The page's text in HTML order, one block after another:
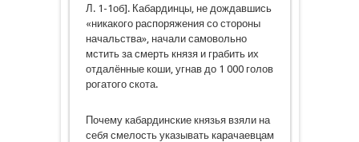
Л. 1-1об]. Кабардинцы, не дождавшись
«никакого распоряжения со стороны
начальства», начали самовольно
мстить за смерть князя и грабить их
отдалённые коши, угнав до 1 000 голов
рогатого скота.
Почему кабардинские князья взяли на
себя смелость указывать карачаевцам